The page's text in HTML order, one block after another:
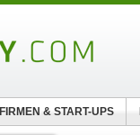
FIRMEN & START-UPS